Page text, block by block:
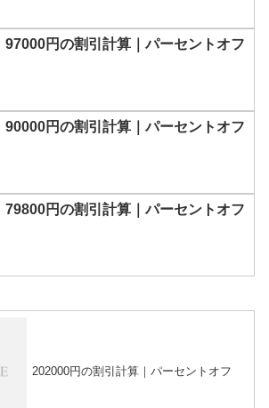
97000円の割引計算｜パーセントオフ
90000円の割引計算｜パーセントオフ
79800円の割引計算｜パーセントオフ
202000円の割引計算｜パーセントオフ